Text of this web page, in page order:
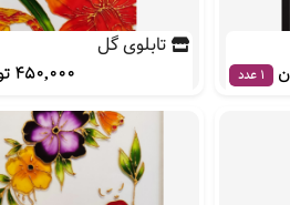
1 عدد
تابلوی گل
450,000 تومان